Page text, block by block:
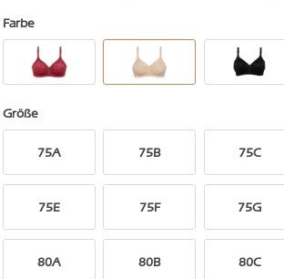
Farbe
Größe
75A 75B 75C
75E 75F 75G
80A 80B 80C